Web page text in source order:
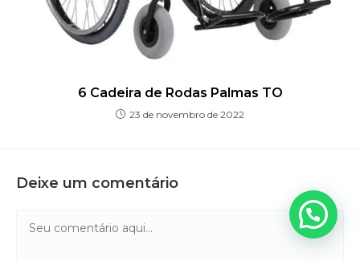
6 Cadeira de Rodas Palmas TO
23 de novembro de 2022
Deixe um comentário